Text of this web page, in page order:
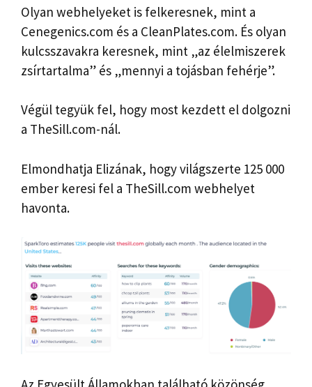
Olyan webhelyeket is felkeresnek, mint a
Cenegenics.com és a CleanPlates.com. És olyan
kulcsszavakra keresnek, mint „az élelmiszerek
zsírtartalma” és „mennyi a tojásban fehérje”.
Végül tegyük fel, hogy most kezdett el dolgozni
a TheSill.com-nál.
Elmondhatja Elizának, hogy világszerte 125 000
ember keresi fel a TheSill.com webhelyet
havonta.